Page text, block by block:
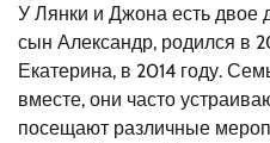
У Лянки и Джона есть двое
сын Александр, родился в
Екатерина, в 2014 году.
вместе, они часто
посещают различные